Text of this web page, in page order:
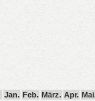
Jan. Feb. März. Apr.